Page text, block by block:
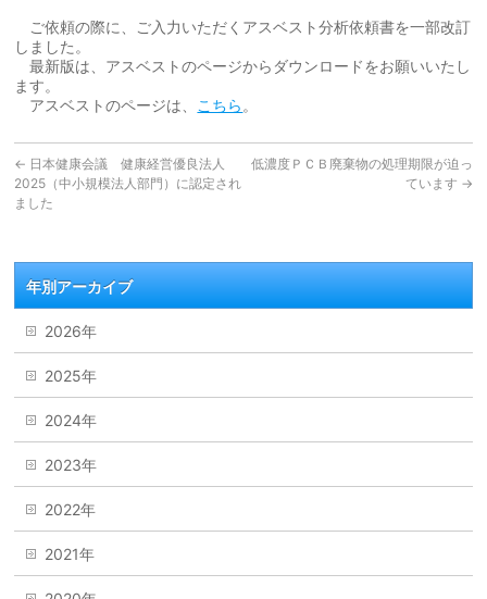
ご依頼の際に、ご入力いただくアスベスト分析依頼書を一部改訂
しました。
最新版は、アスベストのページからダウンロードをお願いいたし
ます。
アスベストのページは、 こちら 。
← 日本健康会議 健康経営優良法人
2025（中小規模法人部門）に認定され
ました
低濃度ＰＣＢ廃棄物の処理期限が迫っ
ています →
年別アーカイブ
2026年
2025年
2024年
2023年
2022年
2021年